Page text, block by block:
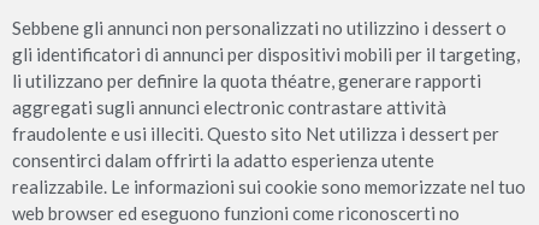
Sebbene gli annunci non personalizzati no utilizzino i dessert o
gli identificatori di annunci per dispositivi mobili per il targeting,
li utilizzano per definire la quota théatre, generare rapporti
aggregati sugli annunci electronic contrastare attività
fraudolente e usi illeciti. Questo sito Net utilizza i dessert per
consentirci dalam offrirti la adatto esperienza utente
realizzabile. Le informazioni sui cookie sono memorizzate nel tuo
web browser ed eseguono funzioni come riconoscerti no